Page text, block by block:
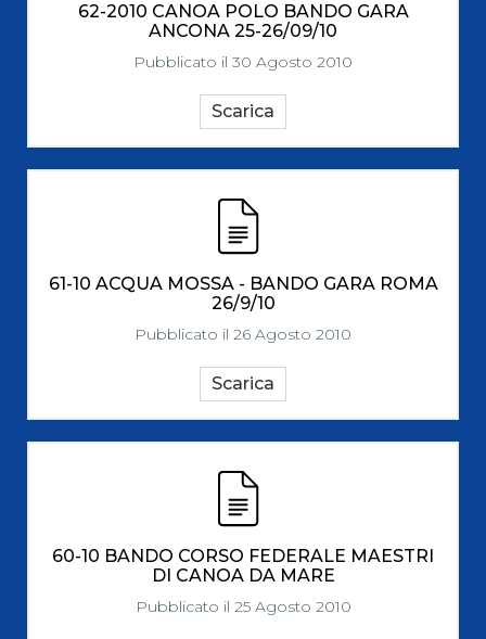
62-2010 CANOA POLO BANDO GARA
ANCONA 25-26/09/10
Pubblicato il 30 Agosto 2010
Scarica
61-10 ACQUA MOSSA - BANDO GARA ROMA
26/9/10
Pubblicato il 26 Agosto 2010
Scarica
60-10 BANDO CORSO FEDERALE MAESTRI
DI CANOA DA MARE
Pubblicato il 25 Agosto 2010